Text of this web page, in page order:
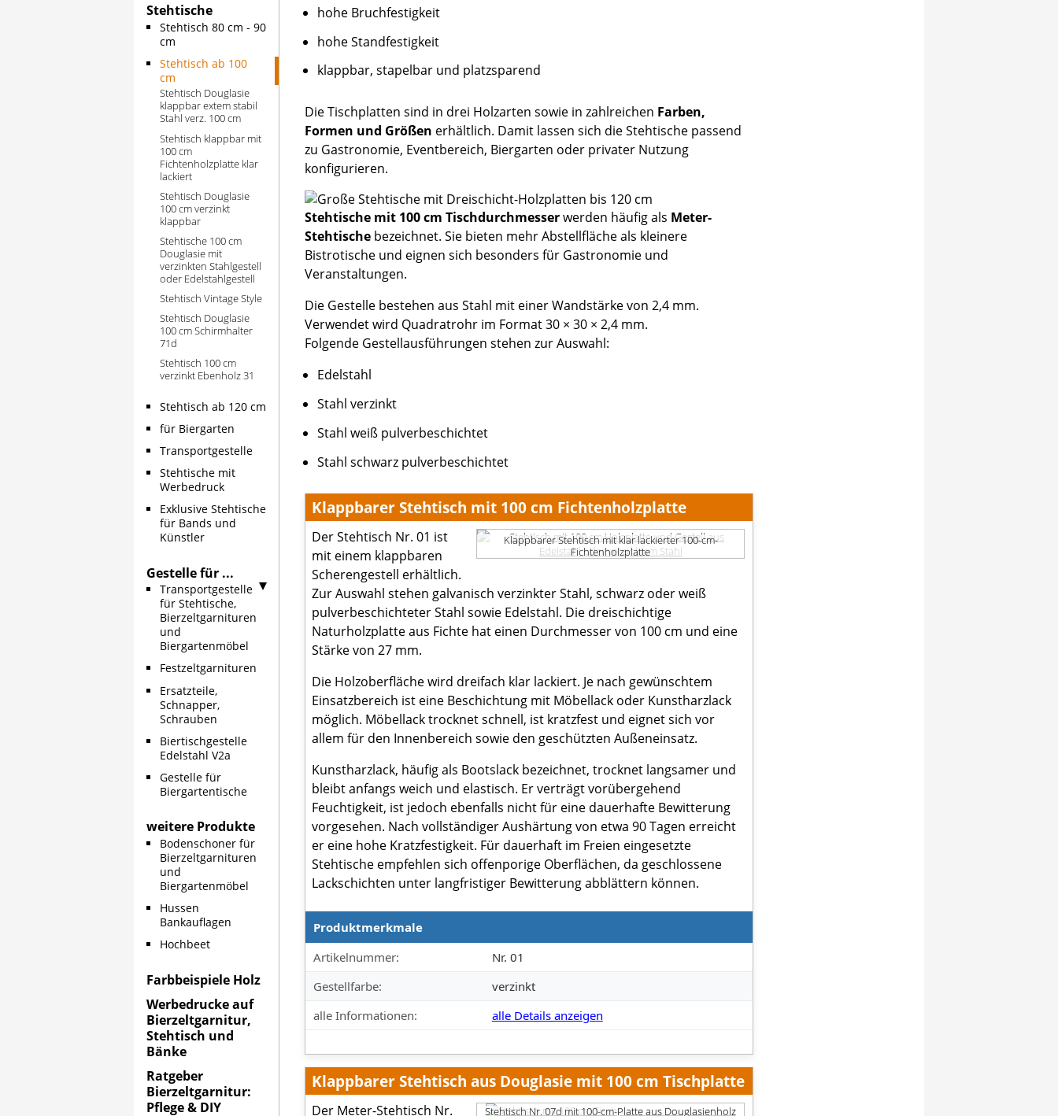
Stehtische
Stehtisch 80 cm - 90
cm
Stehtisch ab 100
cm
Stehtisch Douglasie
klappbar extem stabil
Stahl verz. 100 cm
Stehtisch klappbar mit
100 cm
Fichtenholzplatte klar
lackiert
Stehtisch Douglasie
100 cm verzinkt
klappbar
Stehtische 100 cm
Douglasie mit
verzinkten Stahlgestell
oder Edelstahlgestell
Stehtisch Vintage Style
Stehtisch Douglasie
100 cm Schirmhalter
71d
Stehtisch 100 cm
verzinkt Ebenholz 31
Stehtisch ab 120 cm
für Biergarten
Transportgestelle
Stehtische mit
Werbedruck
Exklusive Stehtische
für Bands und
Künstler
Gestelle für ...
Transportgestelle
für Stehtische,
Bierzeltgarnituren
und
Biergartenmöbel
Festzeltgarnituren
Ersatzteile,
Schnapper,
Schrauben
Biertischgestelle
Edelstahl V2a
Gestelle für
Biergartentische
weitere Produkte
Bodenschoner für
Bierzeltgarnituren
und
Biergartenmöbel
Hussen
Bankauflagen
Hochbeet
Farbbeispiele Holz
Werbedrucke auf
Bierzeltgarnitur,
Stehtisch und
Bänke
Ratgeber
Bierzeltgarnitur:
Pflege & DIY
hohe Bruchfestigkeit
hohe Standfestigkeit
klappbar, stapelbar und platzsparend
Die Tischplatten sind in drei Holzarten sowie in zahlreichen Farben,
Formen und Größen erhältlich. Damit lassen sich die Stehtische passend
zu Gastronomie, Eventbereich, Biergarten oder privater Nutzung
konfigurieren.
Stehtische mit 100 cm Tischdurchmesserwerden häufig als Meter-
Stehtischebezeichnet. Sie bieten mehr Abstellfläche als kleinere
Bistrotische und eignen sich besonders für Gastronomie und
Veranstaltungen.
Die Gestelle bestehen aus Stahl mit einer Wandstärke von 2,4 mm.
Verwendet wird Quadratrohr im Format 30 × 30 × 2,4 mm.
Folgende Gestellausführungen stehen zur Auswahl:
Edelstahl
Stahl verzinkt
Stahl weiß pulverbeschichtet
Stahl schwarz pulverbeschichtet
Klappbarer Stehtisch mit 100 cm Fichtenholzplatte
Klappbarer Stehtisch mit klar lackierter 100-cm-
Fichtenholzplatte
Der Stehtisch Nr. 01 ist
mit einem klappbaren
Scherengestell erhältlich.
Zur Auswahl stehen galvanisch verzinkter Stahl, schwarz oder weiß
pulverbeschichteter Stahl sowie Edelstahl. Die dreischichtige
Naturholzplatte aus Fichte hat einen Durchmesser von 100 cm und eine
Stärke von 27 mm.
Die Holzoberfläche wird dreifach klar lackiert. Je nach gewünschtem
Einsatzbereich ist eine Beschichtung mit Möbellack oder Kunstharzlack
möglich. Möbellack trocknet schnell, ist kratzfest und eignet sich vor
allem für den Innenbereich sowie den geschützten Außeneinsatz.
Kunstharzlack, häufig als Bootslack bezeichnet, trocknet langsamer und
bleibt anfangs weich und elastisch. Er verträgt vorübergehend
Feuchtigkeit, ist jedoch ebenfalls nicht für eine dauerhafte Bewitterung
vorgesehen. Nach vollständiger Aushärtung von etwa 90 Tagen erreicht
er eine hohe Kratzfestigkeit. Für dauerhaft im Freien eingesetzte
Stehtische empfehlen sich offenporige Oberflächen, da geschlossene
Lackschichten unter langfristiger Bewitterung abblättern können.
Produktmerkmale
Produktmerkmale
Artikelnummer:
Nr. 01
Gestellfarbe:
verzinkt
alle Informationen:
alle Details anzeigen
Klappbarer Stehtisch aus Douglasie mit 100 cm Tischplatte
Stehtisch Nr. 07d mit 100-cm-Platte aus Douglasienholz
Der Meter-Stehtisch Nr.